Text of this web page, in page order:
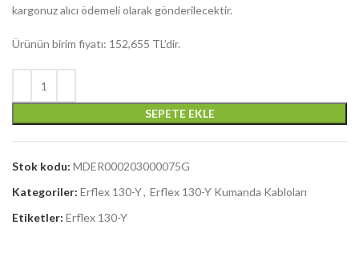
kargonuz alıcı ödemeli olarak gönderilecektir.
Ürünün birim fiyatı: 152,655 TL’dir.
SEPETE EKLE
Stok kodu: MDER000203000075G
Kategoriler: Erflex 130-Y, Erflex 130-Y Kumanda Kabloları
Etiketler: Erflex 130-Y